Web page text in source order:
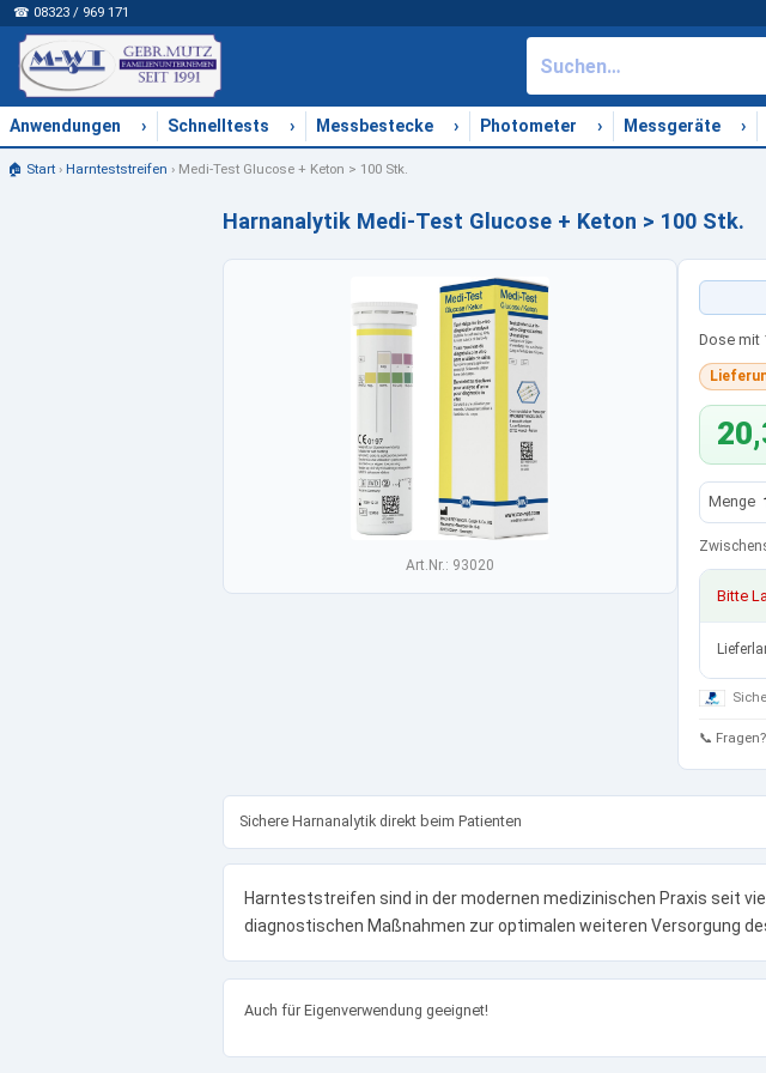
☎ 08323 / 969 171
Anwendungen › Schnelltests › Messbestecke › Photometer › Messgeräte ›
🏠 Start› Harnteststreifen › Medi-Test Glucose + Keton > 100 Stk.
Harnanalytik Medi-Test Glucose + Keton > 100 Stk.
Art.Nr.: 93020
Dose mit
Menge
Bitte
📞 Fragen?
Sichere Harnanalytik direkt beim Patienten
Harnteststreifen sind in der modernen medizinischen Praxis seit
diagnostischen Maßnahmen zur optimalen weiteren Versorgung
Auch für Eigenverwendung geeignet!